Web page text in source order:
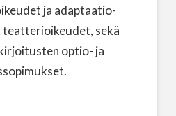
ja adaptaatio-
sekä
optio- ja